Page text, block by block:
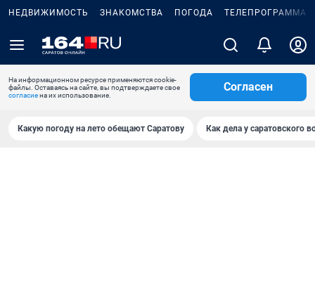
НЕДВИЖИМОСТЬ ЗНАКОМСТВА ПОГОДА ТЕЛЕПРОГРАММА
На информационном ресурсе применяются cookie-
файлы. Оставаясь на сайте, вы подтверждаете свое
согласиена их использование.
Согласен
Какую погоду на лето обещают Саратову Как дела у саратовского